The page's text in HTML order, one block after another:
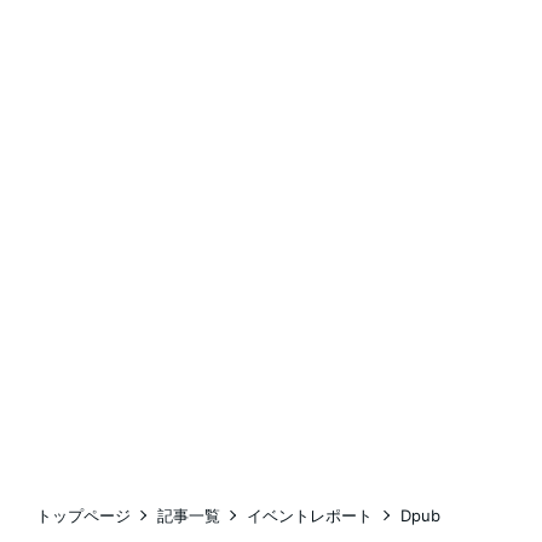
トップページ 記事一覧 イベントレポート Dpub